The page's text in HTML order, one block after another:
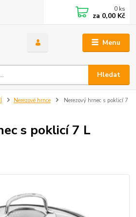
Menu
Hledat
0 ks
za 0,00 Kč
Nerezové hrnce
Nerezový hrnec s poklicí 7
s poklicí 7 L